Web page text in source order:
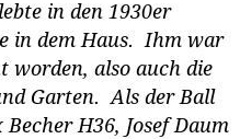
in den 1930er
in dem Haus. Ihm war
worden, also auch die
Garten. Als der Ball
H36, Josef Daum